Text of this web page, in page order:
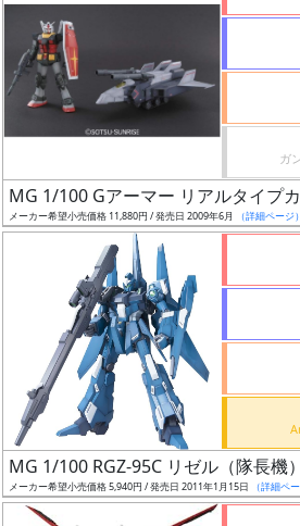
シ
ー
ズ・
状
況
売
MG 1/100 Gアーマー リアルタイプ
メーカー希望小売価格 11,880円 / 発売日 2009年6月 （詳細ページ）
MG 1/100 RGZ-95C リゼル（隊長機）
メーカー希望小売価格 5,940円 / 発売日 2011年1月15日 （詳細ペー